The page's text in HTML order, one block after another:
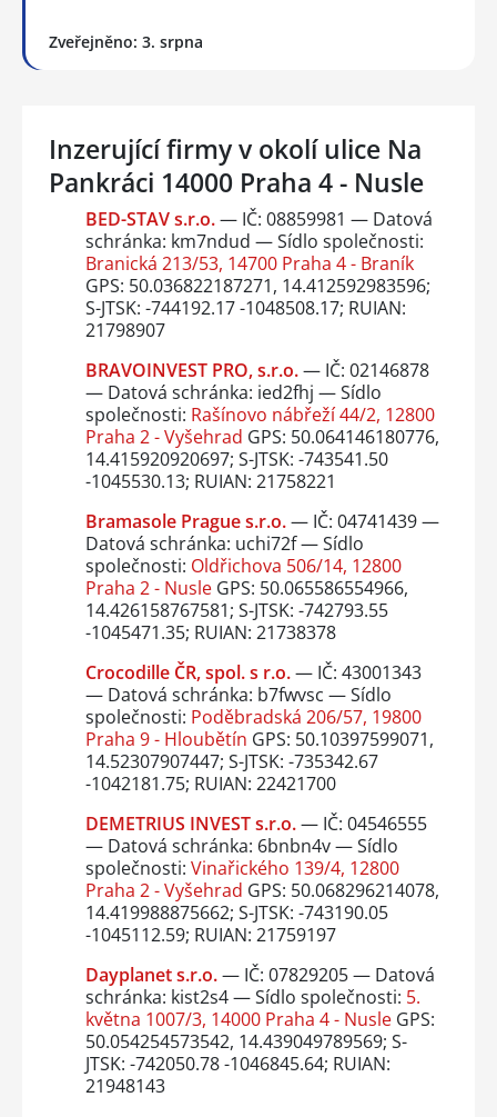
Zveřejněno: 3. srpna
Inzerující firmy v okolí ulice Na
Pankráci 14000 Praha 4 - Nusle
BED-STAV s.r.o.— IČ: 08859981 — Datová
schránka: km7ndud — Sídlo společnosti:
Branická 213/53, 14700 Praha 4 - Braník
GPS: 50.036822187271, 14.412592983596;
S-JTSK: -744192.17 -1048508.17; RUIAN:
21798907
BRAVOINVEST PRO, s.r.o.— IČ: 02146878
— Datová schránka: ied2fhj — Sídlo
společnosti: Rašínovo nábřeží 44/2, 12800
Praha 2 - Vyšehrad GPS: 50.064146180776,
14.415920920697; S-JTSK: -743541.50
-1045530.13; RUIAN: 21758221
Bramasole Prague s.r.o.— IČ: 04741439 —
Datová schránka: uchi72f — Sídlo
společnosti: Oldřichova 506/14, 12800
Praha 2 - NusleGPS: 50.065586554966,
14.426158767581; S-JTSK: -742793.55
-1045471.35; RUIAN: 21738378
Crocodille ČR, spol. s r.o.— IČ: 43001343
— Datová schránka: b7fwvsc — Sídlo
společnosti: Poděbradská 206/57, 19800
Praha 9 - Hloubětín GPS: 50.10397599071,
14.52307907447; S-JTSK: -735342.67
-1042181.75; RUIAN: 22421700
DEMETRIUS INVEST s.r.o.— IČ: 04546555
— Datová schránka: 6bnbn4v — Sídlo
společnosti: Vinařického 139/4, 12800
Praha 2 - Vyšehrad GPS: 50.068296214078,
14.419988875662; S-JTSK: -743190.05
-1045112.59; RUIAN: 21759197
Dayplanet s.r.o.— IČ: 07829205 — Datová
schránka: kist2s4 — Sídlo společnosti: 5.
května 1007/3, 14000 Praha 4 - NusleGPS:
50.054254573542, 14.439049789569; S-
JTSK: -742050.78 -1046845.64; RUIAN:
21948143